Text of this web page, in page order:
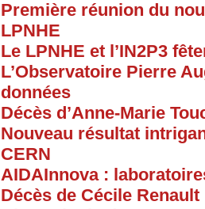
Première réunion du
LPNHE
Le LPNHE et l’IN2P3
L’Observatoire Pierre
données
Décès d’Anne-Marie
Nouveau résultat
CERN
AIDAInnova :
Décès de Cécile Renault